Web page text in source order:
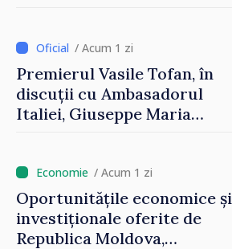
/ Acum 1 zi
Premierul Vasile Tofan, în
discuții cu Ambasadorul
Italiei, Giuseppe Maria
/ Acum 1 zi
Oportunitățile economice și
investiționale oferite de
Republica Moldova,